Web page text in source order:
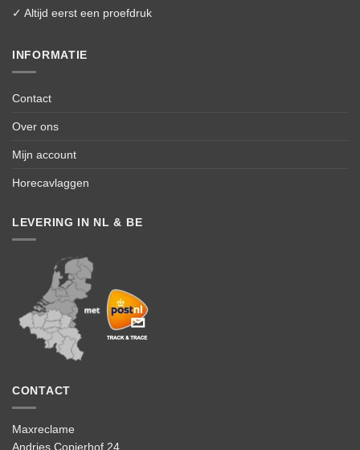
✓ Altijd eerst een proefdruk
INFORMATIE
Contact
Over ons
Mijn account
Horecavlaggen
LEVERING IN NL & BE
CONTACT
Maxreclame
Andries Copierhof 24